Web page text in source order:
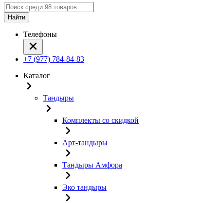
Найти
Телефоны
+7 (977) 784-84-83
Каталог
Тандыры
Комплекты со скидкой
Арт-тандыры
Тандыры Амфора
Эко тандыры